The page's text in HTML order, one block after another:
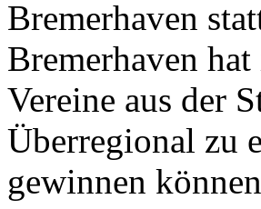
Bremerhaven
Bremerhaven
Vereine aus der
Überregional zu
gewinnen